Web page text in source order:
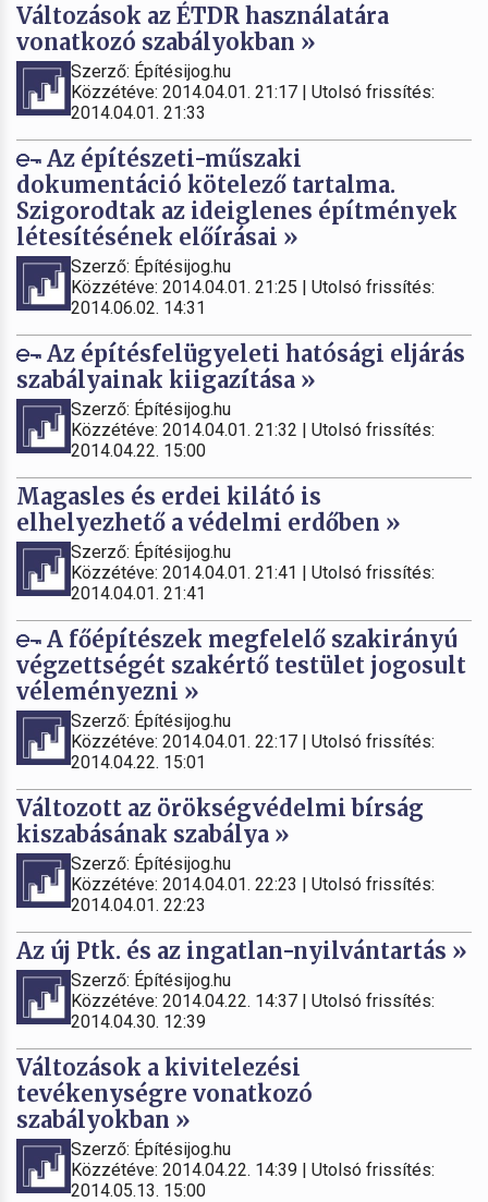
Változások az ÉTDR használatára
vonatkozó szabályokban »
Szerző: Építésijog.hu
Közzétéve: 2014.04.01. 21:17 | Utolsó frissítés:
2014.04.01. 21:33
Az építészeti-műszaki
dokumentáció kötelező tartalma.
Szigorodtak az ideiglenes építmények
létesítésének előírásai »
Szerző: Építésijog.hu
Közzétéve: 2014.04.01. 21:25 | Utolsó frissítés:
2014.06.02. 14:31
Az építésfelügyeleti hatósági eljárás
szabályainak kiigazítása »
Szerző: Építésijog.hu
Közzétéve: 2014.04.01. 21:32 | Utolsó frissítés:
2014.04.22. 15:00
Magasles és erdei kilátó is
elhelyezhető a védelmi erdőben »
Szerző: Építésijog.hu
Közzétéve: 2014.04.01. 21:41 | Utolsó frissítés:
2014.04.01. 21:41
A főépítészek megfelelő szakirányú
végzettségét szakértő testület jogosult
véleményezni »
Szerző: Építésijog.hu
Közzétéve: 2014.04.01. 22:17 | Utolsó frissítés:
2014.04.22. 15:01
Változott az örökségvédelmi bírság
kiszabásának szabálya »
Szerző: Építésijog.hu
Közzétéve: 2014.04.01. 22:23 | Utolsó frissítés:
2014.04.01. 22:23
Az új Ptk. és az ingatlan-nyilvántartás »
Szerző: Építésijog.hu
Közzétéve: 2014.04.22. 14:37 | Utolsó frissítés:
2014.04.30. 12:39
Változások a kivitelezési
tevékenységre vonatkozó
szabályokban »
Szerző: Építésijog.hu
Közzétéve: 2014.04.22. 14:39 | Utolsó frissítés:
2014.05.13. 15:00